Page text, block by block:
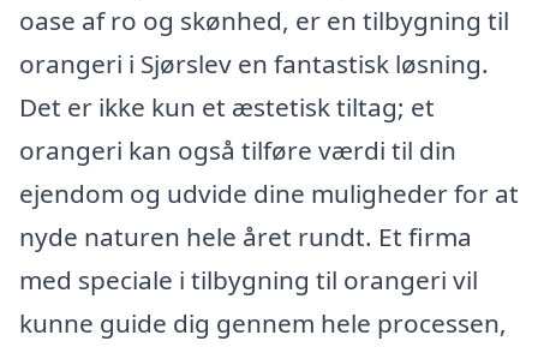
oase af ro og skønhed, er en tilbygning til
orangeri i Sjørslev en fantastisk løsning.
Det er ikke kun et æstetisk tiltag; et
orangeri kan også tilføre værdi til din
ejendom og udvide dine muligheder for at
nyde naturen hele året rundt. Et firma
med speciale i tilbygning til orangeri vil
kunne guide dig gennem hele processen,